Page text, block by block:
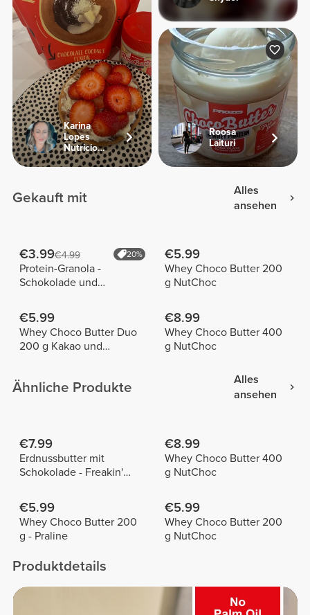
Karina
Lopes
Nutricionist
Roosa
Laituri
Gekauft mit
Alles
ansehen
€3.99€4.99 20%
Protein-Granola -
Schokolade und
€5.99
Whey Choco Butter 200
g NutChoc
€5.99
Whey Choco Butter Duo
200 g Kakao und
€8.99
Whey Choco Butter 400
g NutChoc
Ähnliche Produkte
Alles
ansehen
€7.99
Erdnussbutter mit
Schokolade - Freakin'
€8.99
Whey Choco Butter 400
g NutChoc
€5.99
Whey Choco Butter 200
g - Praline
€5.99
Whey Choco Butter 200
g NutChoc
Produktdetails